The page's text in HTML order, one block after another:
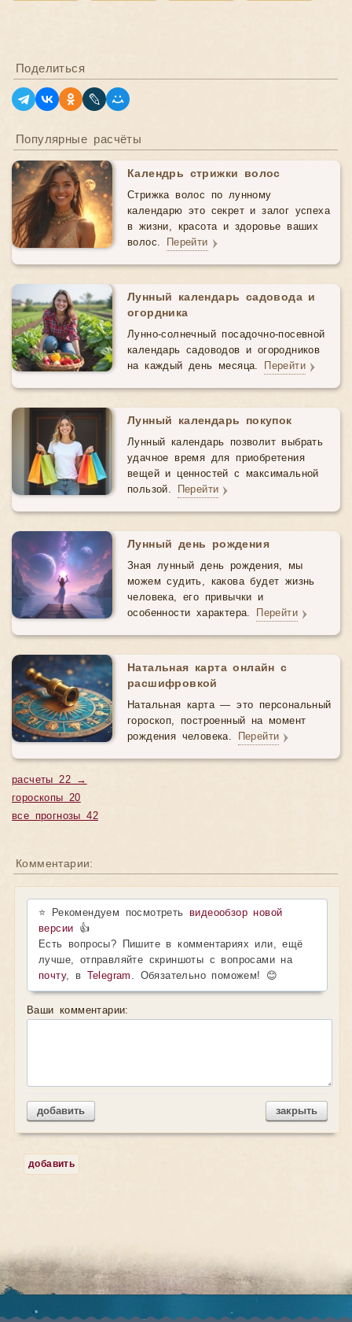
Поделиться
Популярные расчёты
Календрь стрижки волос
Стрижка волос по лунному
календарю это секрет и залог успеха
в жизни, красота и здоровье ваших
волос. Перейти
Лунный календарь садовода и
огордника
Лунно-солнечный посадочно-посевной
календарь садоводов и огородников
на каждый день месяца. Перейти
Лунный календарь покупок
Лунный календарь позволит выбрать
удачное время для приобретения
вещей и ценностей с максимальной
пользой. Перейти
Лунный день рождения
Зная лунный день рождения, мы
можем судить, какова будет жизнь
человека, его привычки и
особенности характера. Перейти
Натальная карта онлайн с
расшифровкой
Натальная карта — это персональный
гороскоп, построенный на момент
рождения человека. Перейти
расчеты 22 →
гороскопы 20
все прогнозы 42
Комментарии:
⭐ Рекомендуем посмотретьвидеообзор новой
версии 👍
Есть вопросы? Пишите в комментариях или, ещё
лучше, отправляйте скриншоты с вопросами на
почту, в Telegram . Обязательно поможем! 😊
Ваши комментарии:
добавить закрыть
добавить